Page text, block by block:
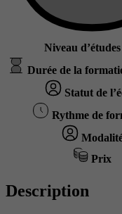
Niveau
Durée de la
Statut de
Rythme de
Prix
Description